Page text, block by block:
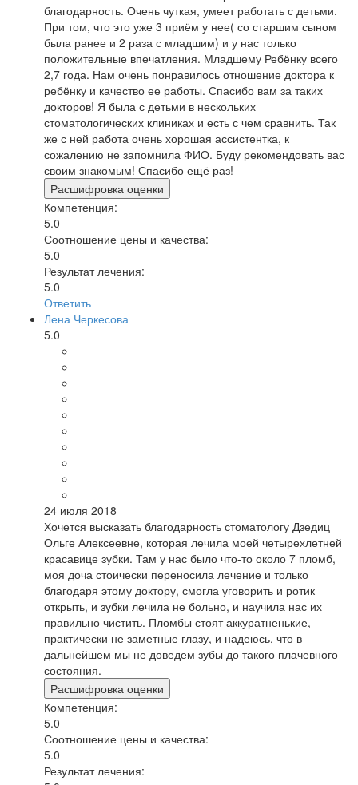
благодарность. Очень чуткая, умеет работать с детьми.
При том, что это уже 3 приём у нее( со старшим сыном
была ранее и 2 раза с младшим) и у нас только
положительные впечатления. Младшему Ребёнку всего
2,7 года. Нам очень понравилось отношение доктора к
ребёнку и качество ее работы. Спасибо вам за таких
докторов! Я была с детьми в нескольких
стоматологических клиниках и есть с чем сравнить. Так
же с ней работа очень хорошая ассистентка, к
сожалению не запомнила ФИО. Буду рекомендовать вас
своим знакомым! Спасибо ещё раз!
Расшифровка оценки
Компетенция:
5.0
Соотношение цены и качества:
5.0
Результат лечения:
5.0
Ответить
Лена Черкесова
5.0
24 июля 2018
Хочется высказать благодарность стоматологу Дзедиц
Ольге Алексеевне, которая лечила моей четырехлетней
красавице зубки. Там у нас было что-то около 7 пломб,
моя доча стоически переносила лечение и только
благодаря этому доктору, смогла уговорить и ротик
открыть, и зубки лечила не больно, и научила нас их
правильно чистить. Пломбы стоят аккуратненькие,
практически не заметные глазу, и надеюсь, что в
дальнейшем мы не доведем зубы до такого плачевного
состояния.
Расшифровка оценки
Компетенция:
5.0
Соотношение цены и качества:
5.0
Результат лечения: